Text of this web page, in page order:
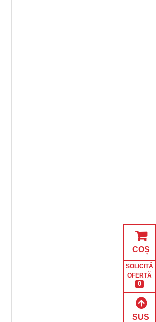
COȘ
SOLICITĂ
OFERTĂ
0
SUS